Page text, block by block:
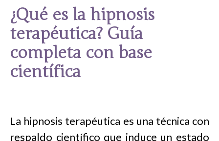
¿Qué es la hipnosis
terapéutica? Guía
completa con base
científica
La hipnosis terapéutica es una técnica con
respaldo científico que induce un estado